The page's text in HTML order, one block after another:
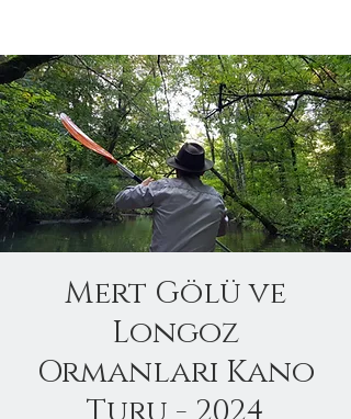
Mert Gölü ve
Longoz
Ormanları Kano